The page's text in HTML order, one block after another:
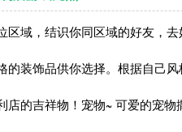
区域，结识你同区域的好友，去
的装饰品供你选择。根据自己风
店的吉祥物！宠物~ 可爱的宠物